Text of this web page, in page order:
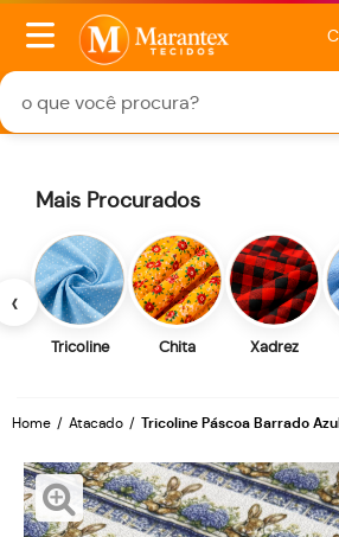
‹
Mais Procurados
Tricoline Chita Xadrez
Home Atacado Tricoline Páscoa Barrado